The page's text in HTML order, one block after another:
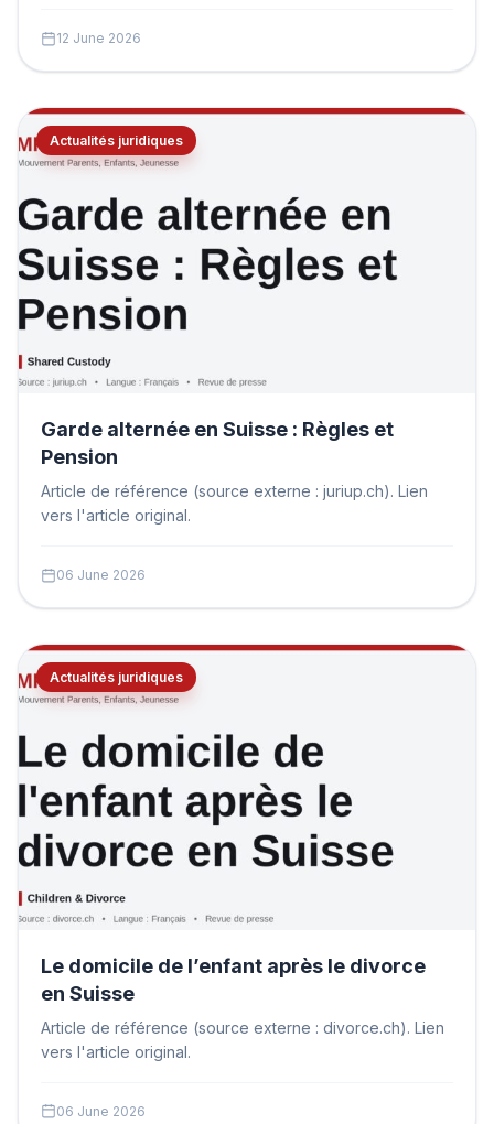
12 June 2026
Actualités juridiques
Garde alternée en Suisse : Règles et
Pension
Article de référence (source externe : juriup.ch). Lien
vers l'article original.
06 June 2026
Actualités juridiques
Le domicile de l’enfant après le divorce
en Suisse
Article de référence (source externe : divorce.ch). Lien
vers l'article original.
06 June 2026